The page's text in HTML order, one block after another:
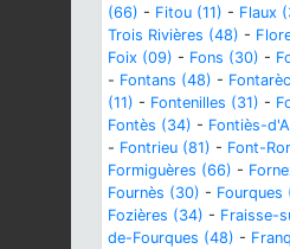
(66) - Fitou (11) - Flaux
Trois Rivières (48) -
Foix (09) - Fons (30) -
- Fontans (48) -
(11) - Fontenilles (31) -
Fontès (34) - Fontiès-
- Fontrieu (81) - Font-
Formiguères (66) -
Fournès (30) - Fourques
Fozières (34) - Fraisse-
de-Fourques (48) -